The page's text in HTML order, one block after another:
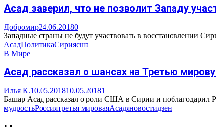
Асад заверил, что не позволит Западу
Добромир24.06.20180
Западные страны не будут участвовать в восстановлении
АсадПолитикаСириясша
В Мире
Асад рассказал о шансах на Третью
Илья К.10.05.201810.05.20181
Башар Асад рассказал о роли США в Сирии и поблагодарил
мудростьРоссиятретья мироваяАсадяновостидзен